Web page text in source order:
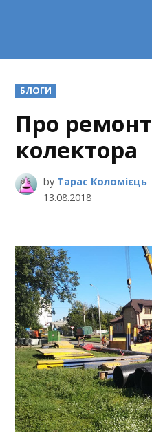
POSTED
IN
БЛОГИ
Про
колектора
by Тарас Коломієць
13.08.2018